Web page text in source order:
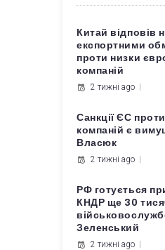
Китай відповів
експортними
проти низки
компаній
2 тижні ago
Санкції ЄС
компаній є
Власюк
2 тижні ago
РФ готується
КНДР ще 30
Зеленський
2 тижні ago